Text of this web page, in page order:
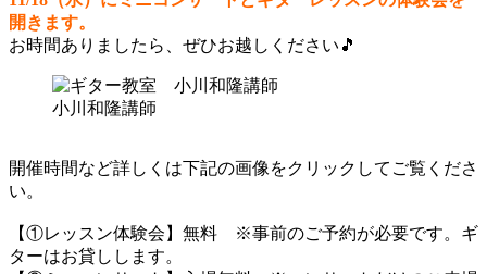
開きます。
お時間ありましたら、ぜひお越しください🎵
小川和隆講師
開催時間など詳しくは下記の画像をクリックしてご覧くださ
い。
【①レッスン体験会】無料 ※事前のご予約が必要です。ギ
ターはお貸しします。